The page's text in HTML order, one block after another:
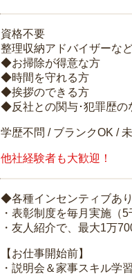
資格不要
整理収納アドバイザーな
◆お掃除が得意な方
◆時間を守れる方
◆挨拶のできる方
◆反社との関与･犯罪歴の
学歴不問 / ブランクOK /
他社経験者も大歓迎！
◆各種インセンティブあり
・表彰制度を毎月実施（
・友人紹介で、最大1万
【お仕事開始前】
・説明会＆家事スキル学習